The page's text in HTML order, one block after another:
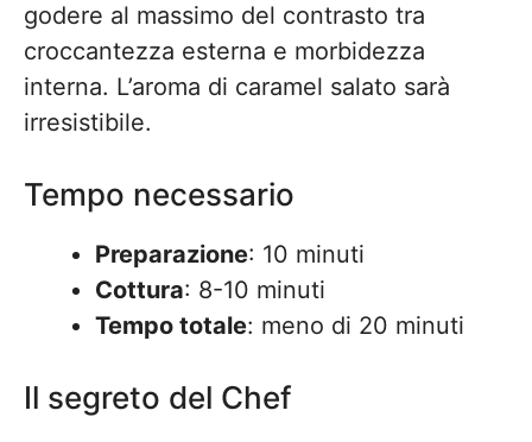
godere al massimo del contrasto tra
croccantezza esterna e morbidezza
interna. L’aroma di caramel salato sarà
irresistibile.
Tempo necessario
Preparazione: 10 minuti
Cottura: 8-10 minuti
Tempo totale: meno di 20 minuti
Il segreto del Chef